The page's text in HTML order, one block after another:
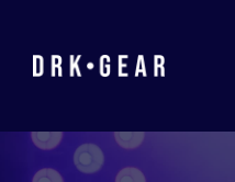
content